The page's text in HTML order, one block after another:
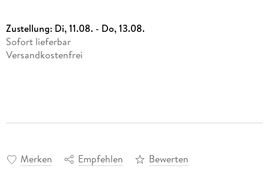
Zustellung: Di, 11.08. - Do, 13.08.
Sofort lieferbar
Versandkostenfrei
Merken Empfehlen Bewerten